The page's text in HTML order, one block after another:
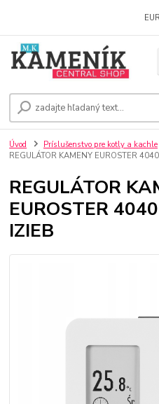
Úvod Príslušenstvo pre kotly a kachle
REGULÁTOR KAMENY EUROSTER
REGULÁTOR
EUROSTER
IZIEB